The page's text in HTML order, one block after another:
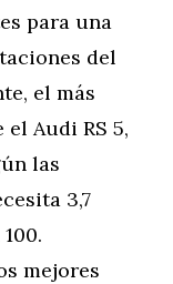
para una
del
el más
Audi RS 5,
las
3,7
mejores